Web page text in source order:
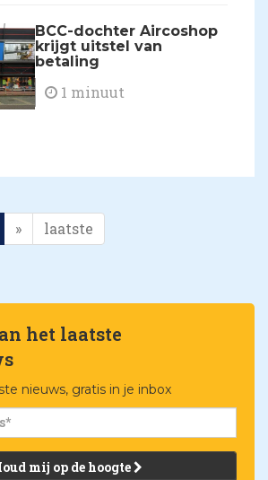
BCC-dochter Aircoshop
krijgt uitstel van
betaling
1 minuut
» laatste
het laatste
nieuws, gratis in je inbox
mij op de hoogte